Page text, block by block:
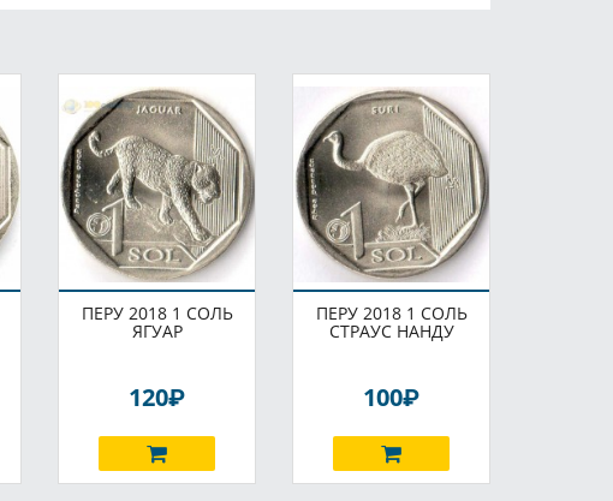
ПЕРУ 2018 1 СОЛЬ
ЯГУАР
120P
ПЕРУ 2018 1 СОЛЬ
СТРАУС НАНДУ
100P